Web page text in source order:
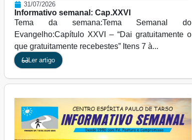
31/07/2026
Informativo semanal: Cap.XXVI
Tema da semana:Tema Semanal do
Evangelho:Capítulo XXVI – “Dai gratuitamente o
que gratuitamente recebestes” Itens 7 à...
Ler artigo